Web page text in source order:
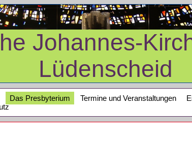
Johannes-
Lüdenscheid
Das Presbyterium Termine und Veranstaltungen